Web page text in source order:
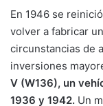
En 1946 se
volver a fabricar
circunstancias de
inversiones
V (W136), un
1936 y 1942. Un